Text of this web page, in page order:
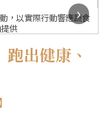
，以實際行動響應蔬食
供
›
出健康、